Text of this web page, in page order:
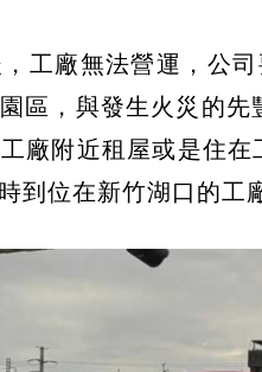
工廠無法營運，公
區，與發生火災的
廠附近租屋或是住
到位在新竹湖口的工